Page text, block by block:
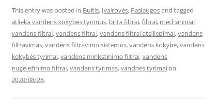
This entry was posted in Buitis, Įvairovės, Paslaugosand tagged
atlieka vandens kokybes tyrimus, brita filtrai,filtrai, mechaniniai
vandens filtrai,vandens filtrai,vandens filtrai atsiliepimai,vandens
filtravimas,vandens filtravimo sistemos,vandens kokybė,vandens
kokybės tyrimai,vandens minkstinimo filtrai,vandens
nugeležinimo filtrai,vandens tyrimas,vandnes tyrimaion
2020/08/28.